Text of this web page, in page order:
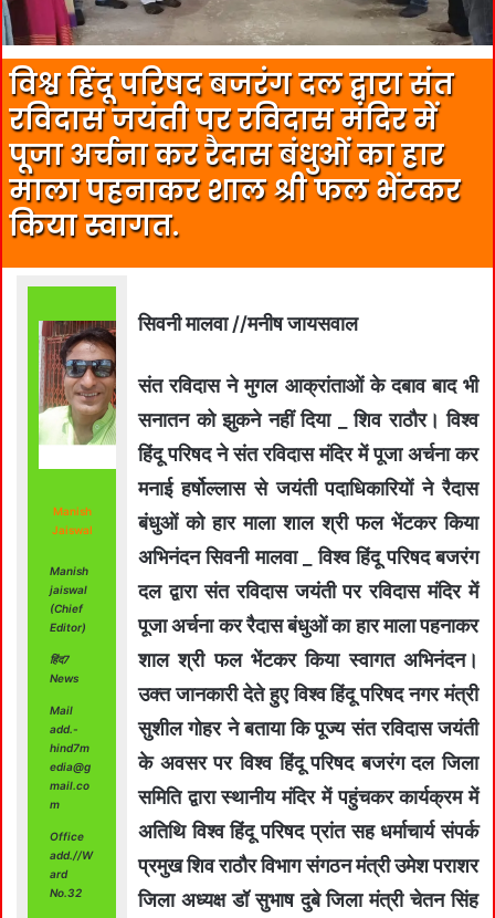
विश्व हिंदू परिषद बजरंग दल द्वारा संत
रविदास जयंती पर रविदास मंदिर में
पूजा अर्चना कर रैदास बंधुओं का हार
माला पहनाकर शाल श्री फल भेंटकर
किया स्वागत.
Manish
Jaiswal
Manish
jaiswal
(Chief
Editor)
हिंद7
News
Mail
add.-
hind7m
edia@g
mail.co
m
Office
add.//W
ard
No.32
सिवनी मालवा //मनीष जायसवाल
संत रविदास ने मुगल आक्रांताओं के दबाव बाद भी
सनातन को झुकने नहीं दिया _ शिव राठौर। विश्व
हिंदू परिषद ने संत रविदास मंदिर में पूजा अर्चना कर
मनाई हर्षोल्लास से जयंती पदाधिकारियों ने रैदास
बंधुओं को हार माला शाल श्री फल भेंटकर किया
अभिनंदन सिवनी मालवा _ विश्व हिंदू परिषद बजरंग
दल द्वारा संत रविदास जयंती पर रविदास मंदिर में
पूजा अर्चना कर रैदास बंधुओं का हार माला पहनाकर
शाल श्री फल भेंटकर किया स्वागत अभिनंदन।
उक्त जानकारी देते हुए विश्व हिंदू परिषद नगर मंत्री
सुशील गोहर ने बताया कि पूज्य संत रविदास जयंती
के अवसर पर विश्व हिंदू परिषद बजरंग दल जिला
समिति द्वारा स्थानीय मंदिर में पहुंचकर कार्यक्रम में
अतिथि विश्व हिंदू परिषद प्रांत सह धर्माचार्य संपर्क
प्रमुख शिव राठौर विभाग संगठन मंत्री उमेश पराशर
जिला अध्यक्ष डॉ सुभाष दुबे जिला मंत्री चेतन सिंह